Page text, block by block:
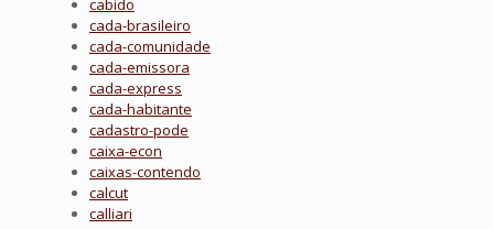
cabido
cada-brasileiro
cada-comunidade
cada-emissora
cada-express
cada-habitante
cadastro-pode
caixa-econ
caixas-contendo
calcut
calliari